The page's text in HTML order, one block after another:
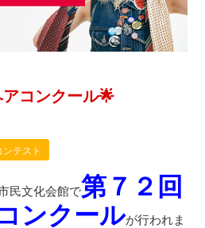
アコンクール🌟
ンテスト
民文化会館で第７２回
ンクールが行われま